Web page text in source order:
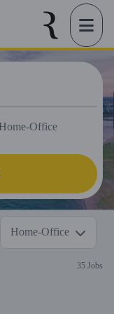
Home-Office
35 Jobs